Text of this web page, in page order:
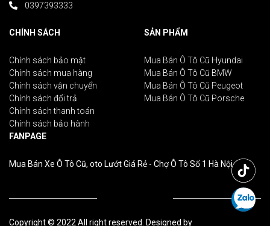
0397393333
CHÍNH SÁCH
Chính sách bảo mật
Chính sách mua hàng
Chính sách vận chuyển
Chính sách đổi trả
Chính sách thanh toán
Chính sách bảo hành
SẢN PHẨM
Mua Bán Ô Tô Cũ Hyundai
Mua Bán Ô Tô Cũ BMW
Mua Bán Ô Tô Cũ Peugeot
Mua Bán Ô Tô Cũ Porsche
FANPAGE
Mua Bán Xe Ô Tô Cũ, oto Lướt Giá Rẻ - Chợ Ô Tô Số 1 Hà Nội
Copyright © 2022 All right reserved. Designed by